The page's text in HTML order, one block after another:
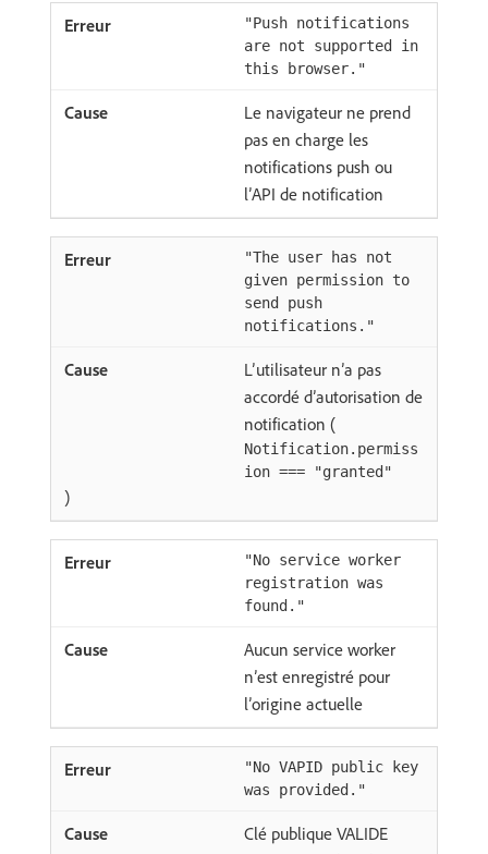
"Push notifications
are not supported in
this browser."
Le navigateur ne prend
pas en charge les
notifications push ou
l’API de notification
"The user has not
given permission to
send push
notifications."
L’utilisateur n’a pas
accordé d’autorisation de
notification (
Notification.permiss
ion === "granted"
)
"No service worker
registration was
found."
Aucun service worker
n’est enregistré pour
l’origine actuelle
"No VAPID public key
was provided."
Clé publique VALIDE